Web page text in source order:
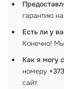
гарантию
Есть ли у
Конечно!
Как я могу
номеру
сайт.